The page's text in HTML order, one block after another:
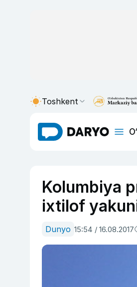
Toshkent
Kolumbiya
ixtilof
Dunyo 15:54 / 16.08.2017